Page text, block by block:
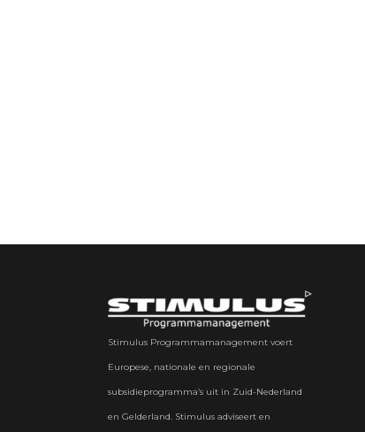
Stimulus Programmamanagement voert
Europese, nationale en regionale
subsidieprogramma’s uit in Zuid-Nederland
en Gelderland. Stimulus adviseert en